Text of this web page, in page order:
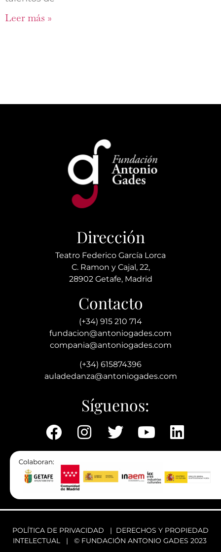
Leer más »
Dirección
Teatro Federico García Lorca
C. Ramon y Cajal, 22,
28902 Getafe, Madrid
Contacto
(+34) 915 210 714
fundacion@antoniogades.com
compania@antoniogades.com
(+34) 615874396
auladedanza@antoniogades.com
Síguenos:
POLÍTICA DE PRIVACIDAD | DERECHOS Y PROPIEDAD
INTELECTUAL| © FUNDACIÓN ANTONIO GADES 2023